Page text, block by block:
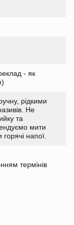
- як
рідкими
Не
та
мити
напої.
термінів